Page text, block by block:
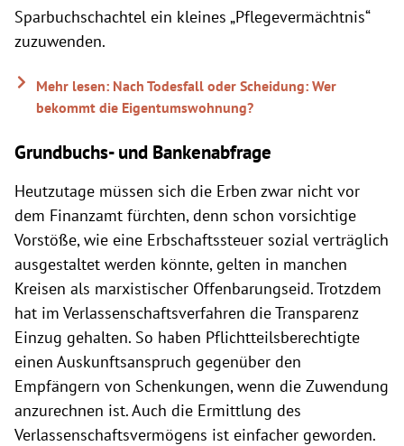
Sparbuchschachtel ein kleines „Pflegevermächtnis“
zuzuwenden.
Mehr lesen: Nach Todesfall oder Scheidung: Wer
bekommt die Eigentumswohnung?
Grundbuchs- und Bankenabfrage
Heutzutage müssen sich die Erben zwar nicht vor
dem Finanzamt fürchten, denn schon vorsichtige
Vorstöße, wie eine Erbschaftssteuer sozial verträglich
ausgestaltet werden könnte, gelten in manchen
Kreisen als marxistischer Offenbarungseid. Trotzdem
hat im Verlassenschaftsverfahren die Transparenz
Einzug gehalten. So haben Pflichtteilsberechtigte
einen Auskunftsanspruch gegenüber den
Empfängern von Schenkungen, wenn die Zuwendung
anzurechnen ist. Auch die Ermittlung des
Verlassenschaftsvermögens ist einfacher geworden.